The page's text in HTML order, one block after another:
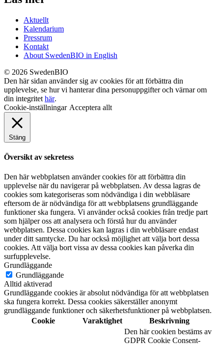
Aktuellt
Kalendarium
Pressrum
Kontakt
About SwedenBIO in English
© 2026 SwedenBIO
Den här sidan använder sig av cookies för att förbättra din
upplevelse, se hur vi hanterar dina personuppgifter och värnar om
din integritet här.
Cookie-inställningar Acceptera allt
Stäng
Översikt av sekretess
Den här webbplatsen använder cookies för att förbättra din
upplevelse när du navigerar på webbplatsen. Av dessa lagras de
cookies som kategoriseras som nödvändiga i din webbläsare
eftersom de är nödvändiga för att webbplatsens grundläggande
funktioner ska fungera. Vi använder också cookies från tredje part
som hjälper oss att analysera och förstå hur du använder
webbplatsen. Dessa cookies kan lagras i din webbläsare endast
under ditt samtycke. Du har också möjlighet att välja bort dessa
cookies. Att välja bort vissa av dessa cookies kan påverka din
surfupplevelse.
Grundläggande
Grundläggande
Alltid aktiverad
Grundläggande cookies är absolut nödvändiga för att webbplatsen
ska fungera korrekt. Dessa cookies säkerställer anonymt
grundläggande funktioner och säkerhetsfunktioner på webbplatsen.
Cookie
Varaktighet Beskrivning
Den här cookien bestäms av
GDPR Cookie Consent-